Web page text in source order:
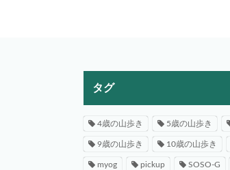
タグ
4歳の山歩き 5歳の山歩き
9歳の山歩き 10歳の山歩き
myog pickup SOSO-G